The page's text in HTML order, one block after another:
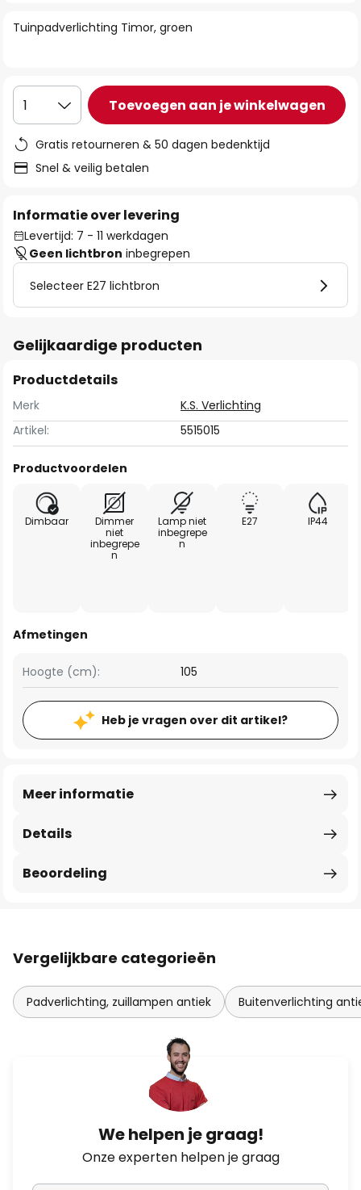
deTuinpadverlichting Timor, groen
1 Toevoegen aan je winkelwagen
Gratis retourneren & 50 dagen bedenktijd
Snel & veilig betalen
Informatie over levering
Levertijd: 7 - 11 werkdagen
Geen lichtbron inbegrepen
Selecteer E27 lichtbron
Gelijkaardige producten
Productdetails
Merk
K.S. Verlichting
Artikel:
5515015
Productvoordelen
Dimbaar
Dimmer
niet
inbegrepe
n
Lamp niet
inbegrepe
n
E27
IP44
Afmetingen
Hoogte (cm): 105
Heb je vragen over dit artikel?
Details
Meer informatie
Beoordeling
Vergelijkbare categorieën
Padverlichting, zuillampen antiek Buitenverlichting
We helpen je graag!
Onze experten helpen je graag